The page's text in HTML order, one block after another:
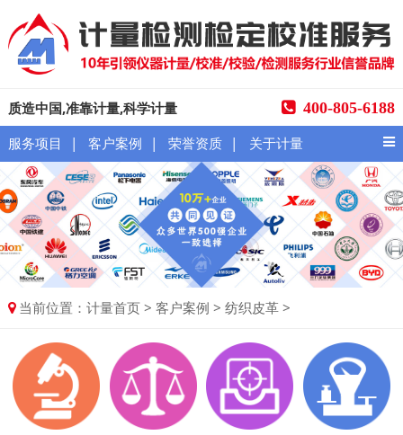
质造中国,准靠计量,科学计量 400-805-6188
服务项目 | 客户案例 | 荣誉资质 | 关于计量
当前位置：计量首页 >客户案例 >纺织皮革 >